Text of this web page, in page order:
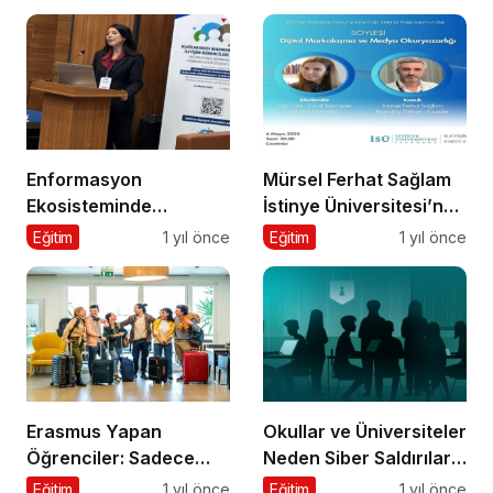
Enformasyon
Ekosisteminde
Dezenformasyon ve
Eğitim 1 yıl önce
Mürsel Ferhat Sağlam
İstinye Üniversitesi’nde
Dijital Medya
Kapsamında
Konuşacak!
Eğitim 1 yıl önce
Erasmus Yapan
Öğrenciler: Sadece
Ülke Değil, Bakış Açısı
Okullar ve Üniversiteler
Neden Siber Saldırıların
Hedefinde?